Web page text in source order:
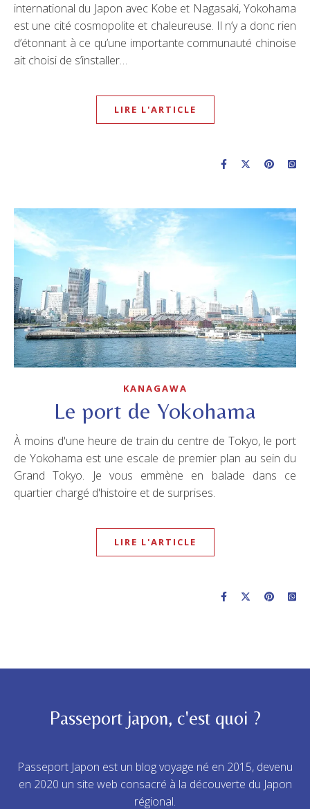
international du Japon avec Kobe et Nagasaki, Yokohama
est une cité cosmopolite et chaleureuse. Il n’y a donc rien
d’étonnant à ce qu’une importante communauté chinoise
ait choisi de s’installer…
LIRE L'ARTICLE
KANAGAWA
Le port de Yokohama
À moins d'une heure de train du centre de Tokyo, le port
de Yokohama est une escale de premier plan au sein du
Grand Tokyo. Je vous emmène en balade dans ce
quartier chargé d'histoire et de surprises.
LIRE L'ARTICLE
Passeport japon, c'est quoi ?
Passeport Japon est un blog voyage né en 2015, devenu
en 2020 un site web consacré à la découverte du Japon
régional.